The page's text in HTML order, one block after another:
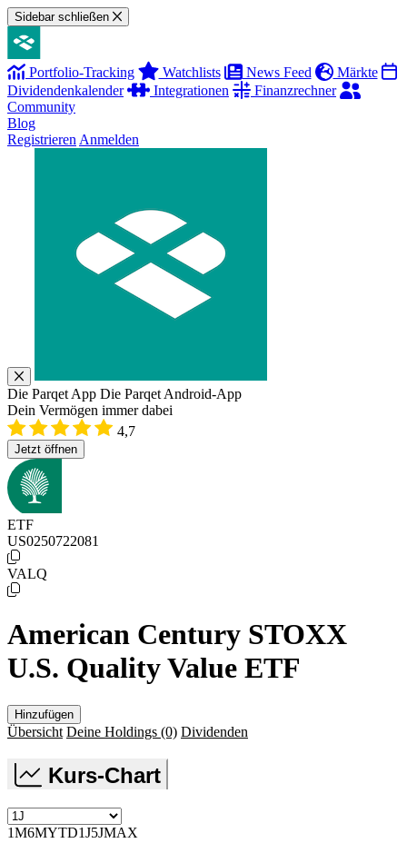
Sidebar schließen
Portfolio-Tracking Watchlists News Feed
Märkte
Dividendenkalender
Integrationen
Finanzrechner
Community
Blog
Registrieren Anmelden
Die Parqet App Die Parqet Android-App
Dein Vermögen immer dabei
4,7
Jetzt öffnen
ETF
US0250722081
VALQ
American Century STOXX
U.S. Quality Value ETF
Hinzufügen
Übersicht Deine Holdings (0) Dividenden
Kurs-Chart
1M6MYTD1J5JMAX